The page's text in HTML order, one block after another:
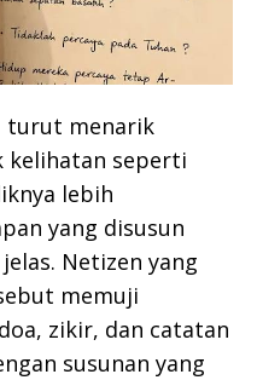
turut menarik
kelihatan seperti
lebih
yang disusun
Netizen yang
memuji
zikir, dan catatan
susunan yang